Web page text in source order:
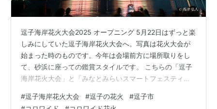
逗子海岸花火大会2025 オープニング 5月22日はずっと楽
しみにしていた逗子海岸花火大会へ。写真は花火大会が
始まった時のものです。今年は会場前方に場所取りをし
て、砂浜に座っての鑑賞スタイルです。 こちらの「逗子
海岸花火大会」と「みなとみらいスマートフェスティバ
は「株式会社コロワイド」さんという企業がものすごい
#逗子海岸花火大会 #逗子の花火 #逗子市